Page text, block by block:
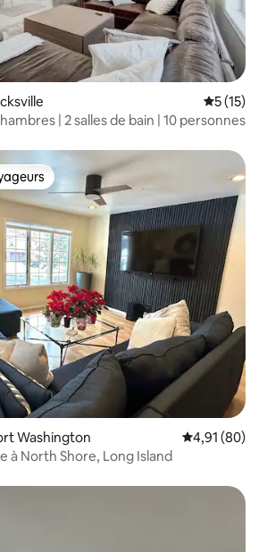
5 (15)
| 2 salles de bain | 10 personnes
Washington Évaluation
4,91 (80)
à North Shore, Long Island